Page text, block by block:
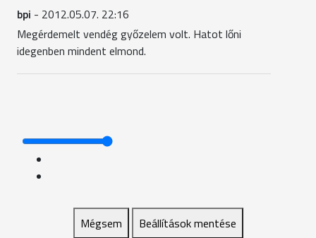
bpi - 2012.05.07. 22:16
Megérdemelt vendég győzelem volt. Hatot lőni
idegenben mindent elmond.
Mégsem Beállítások mentése